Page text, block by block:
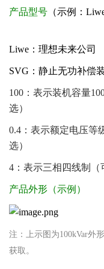
产品型号 （示例：
Liwe：理想未来
SVG： 静止无功补偿
100： 表示装机容量
选）
0.4： 表示额定电压等
选）
4： 表示三相四线制（
产品外形（示例）
注：上示图为100kVar外
获取。